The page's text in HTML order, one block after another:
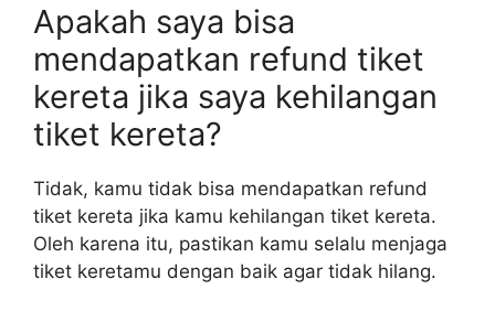
Apakah saya bisa
mendapatkan refund tiket
kereta jika saya kehilangan
tiket kereta?
Tidak, kamu tidak bisa mendapatkan refund
tiket kereta jika kamu kehilangan tiket kereta.
Oleh karena itu, pastikan kamu selalu menjaga
tiket keretamu dengan baik agar tidak hilang.